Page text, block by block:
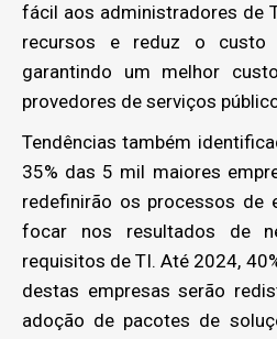
fácil aos administradores de
recursos e reduz o custo
garantindo um melhor
provedores de serviços
Tendências também
35% das 5 mil maiores
redefinirão os processos de
focar nos resultados de
requisitos de TI. Até 2024,
destas empresas serão
adoção de pacotes de